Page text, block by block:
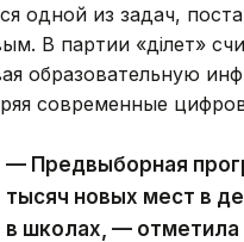
одной из задач,
В партии «Әділет»
образовательную
современные
— Предвыборная
тысяч новых мест в
в школах, — отметила